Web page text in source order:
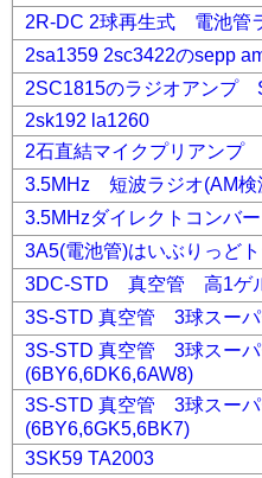
2R-DC 2球再生式 電池管
2sa1359 2sc3422のsepp
2SC1815のラジオアンプ
2sk192 la1260
2石直結マイクプリアンプ
3.5MHz 短波ラジオ(AM検
3.5MHzダイレクトコンバ
3A5(電池管)はいぶりっど
3DC-STD 真空管 高1ゲ
3S-STD 真空管 3球スーパ
3S-STD 真空管 3球スーパ
(6BY6,6DK6,6AW8)
3S-STD 真空管 3球スー
(6BY6,6GK5,6BK7)
3SK59 TA2003